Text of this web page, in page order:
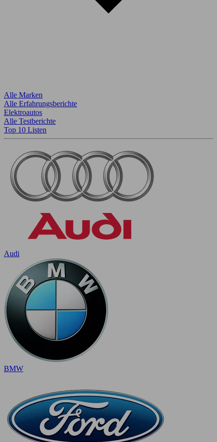
Alle Marken
Alle Erfahrungsberichte
Elektroautos
Alle Testberichte
Top 10 Listen
Audi
BMW